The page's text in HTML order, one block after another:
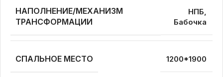
НАПОЛНЕНИЕ/МЕХАНИЗМ
ТРАНСФОРМАЦИИ
НПБ,
Бабочка
СПАЛЬНОЕ МЕСТО 1200*1900